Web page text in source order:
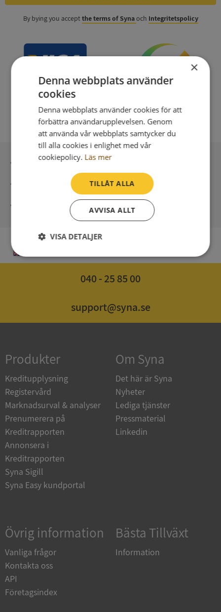
By bying you acceptthe terms of Synaoch Integritetspolicy
Secure payment with stripe
Direct digital delivery
Syna - Credit reports since 1947
040 - 25 85 00
support@syna.se
Produkter
Kreditupplysning
Registervård
Marknadsurval & analyser
Prenumerera på
Kreditrapporten
Annonsera i
Kreditrapporten
Syna Sigill
Syna Easy kundportal
Om Syna
Det här är Syna
Nyheter
Lediga tjänster
Pressmaterial
Linkedin
Övrig information
Vanliga frågor
Kontakta oss
API
Företagsindex
Bästa Tillväxt
Information
×
Denna webbplats använder
cookies
Denna webbplats använder cookies för att
förbättra användarupplevelsen. Genom
att använda vår webbplats samtycker du
till alla cookies i enlighet med vår
cookiepolicy. Läs mer
TILLÅT ALLA
AVVISA ALLT
VISA DETALJER
Strikt
nödvändigt
Prestanda Inriktning
Funktioner Oklassificerade
Strikt nödvändigt Prestanda
Oklassificerade
Strikt nödvändiga kakor tillåter
kärnwebbplatsfunktioner som användarinloggning
och kontohantering. Webbplatsen kan inte
användas ordentligt utan strikt nödvändiga cookies.
Namn
Privacy Policy